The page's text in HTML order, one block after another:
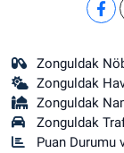
Zonguldak
Zonguldak
Zonguldak
Zonguldak
Puan Durumu